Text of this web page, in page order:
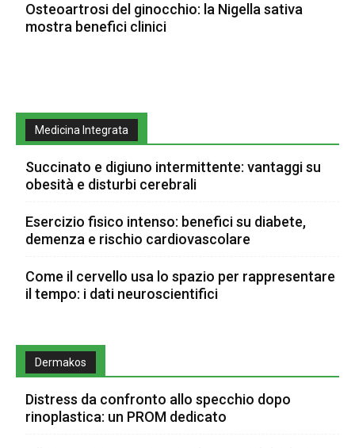
Osteoartrosi del ginocchio: la Nigella sativa
mostra benefici clinici
Medicina Integrata
Succinato e digiuno intermittente: vantaggi su
obesità e disturbi cerebrali
Esercizio fisico intenso: benefici su diabete,
demenza e rischio cardiovascolare
Come il cervello usa lo spazio per rappresentare
il tempo: i dati neuroscientifici
Dermakos
Distress da confronto allo specchio dopo
rinoplastica: un PROM dedicato